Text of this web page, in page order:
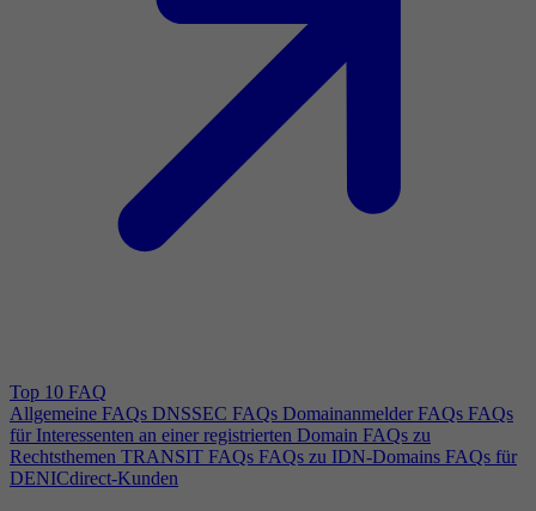
Top 10 FAQ
Allgemeine FAQs DNSSEC FAQs Domainanmelder FAQs FAQs
für Interessenten an einer registrierten Domain FAQs zu
Rechtsthemen TRANSIT FAQs FAQs zu IDN-Domains FAQs für
DENICdirect-Kunden